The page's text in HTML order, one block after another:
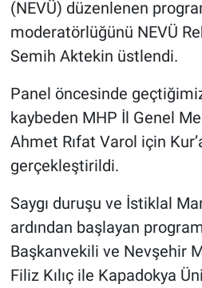
(NEVÜ) düzenlenen
moderatörlüğünü NEVÜ
Semih Aktekin üstlendi.
Panel öncesinde
kaybeden MHP İl Genel
Ahmet Rıfat Varol için
gerçekleştirildi.
Saygı duruşu ve İstiklal
ardından başlayan
Başkanvekili ve Nevşehir
Filiz Kılıç ile Kapadokya